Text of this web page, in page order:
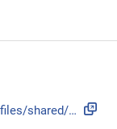
https://www.focal.com/sites/www.focal.fr/files/shared/catal...